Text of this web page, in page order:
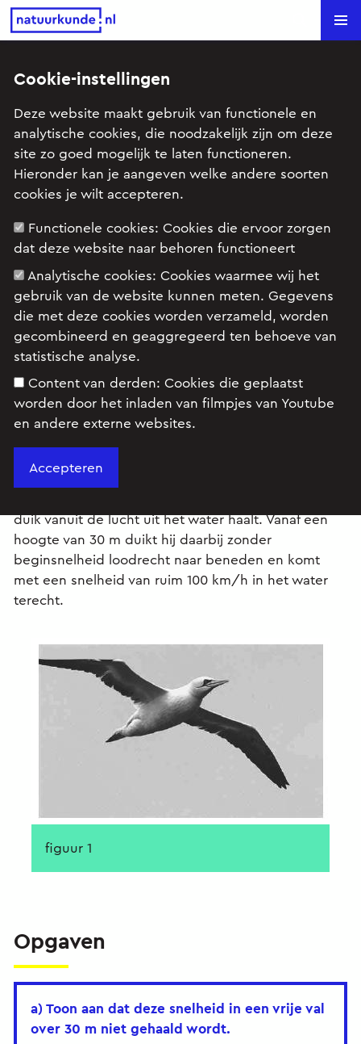
Natuurkunde.nl Search
Jan-van-gent (VWO12, 2008-1,
opg 3)
Onderwerp: Arbeid en energie, Kracht en beweging,
Rechtlijnige beweging
Examenopgave VWO, natuurkunde 12, 2008
tijdvak 1, opgave 3: Jan-van-Gent
Noordzeegebied. Zie figuur 1.
duik vanuit de lucht uit het water haalt. Vanaf een
hoogte van 30 m duikt hij daarbij zonder
beginsnelheid loodrecht naar beneden en komt
met een snelheid van ruim 100 km/h in het water
terecht.
figuur 1
Opgaven
a) Toon aan dat deze snelheid in een vrije val
over 30 m niet gehaald wordt.
Cookie-instellingen
Deze website maakt gebruik van functionele en
analytische cookies, die noodzakelijk zijn om deze
site zo goed mogelijk te laten functioneren.
Hieronder kan je aangeven welke andere soorten
cookies je wilt accepteren.
Functionele cookies: Cookies die ervoor zorgen
dat deze website naar behoren functioneert
Analytische cookies: Cookies waarmee wij het
gebruik van de website kunnen meten. Gegevens
die met deze cookies worden verzameld, worden
gecombineerd en geaggregeerd ten behoeve van
statistische analyse.
Content van derden: Cookies die geplaatst
worden door het inladen van filmpjes van Youtube
en andere externe websites.